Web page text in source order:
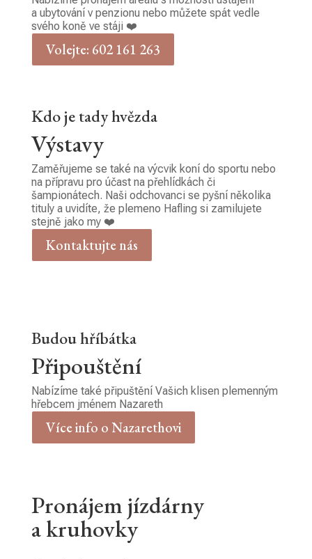
a ubytování v penzionu nebo můžete spát vedle
svého koně ve stáji ❤️
Volejte: 602 161 263
Kdo je tady hvězda
Výstavy
Zaměřujeme se také na výcvik koní do sportu nebo
na přípravu pro účast na přehlídkách či
šampionátech. Naši odchovanci se pyšní několika
tituly a uvidíte, že plemeno Hafling si zamilujete
stejně jako my ❤️
Kontaktujte nás
Budou hříbátka
Připouštění
Nabízíme také připuštění Vašich klisen plemenným
hřebcem jménem Nazareth
Více info o Nazarethovi
Pronájem jízdárny
a kruhovky